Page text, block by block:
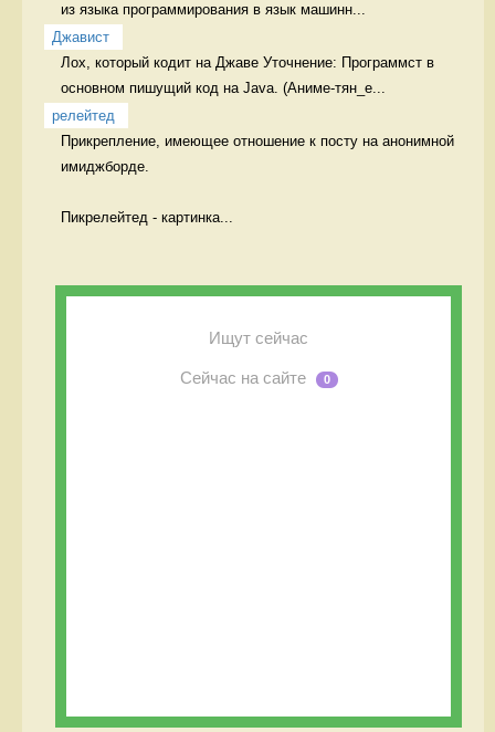
из языка программирования в язык машинн...
Джавист
Лох, который кодит на Джаве Уточнение: Программст в
основном пишущий код на Java. (Аниме-тян_е...
релейтед
Прикрепление, имеющее отношение к посту на анонимной
имиджборде.
Пикрелейтед - картинка...
Ищут сейчас
Сейчас на сайте 0